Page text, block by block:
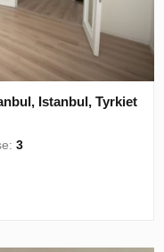
Istanbul, Tyrkiet
3